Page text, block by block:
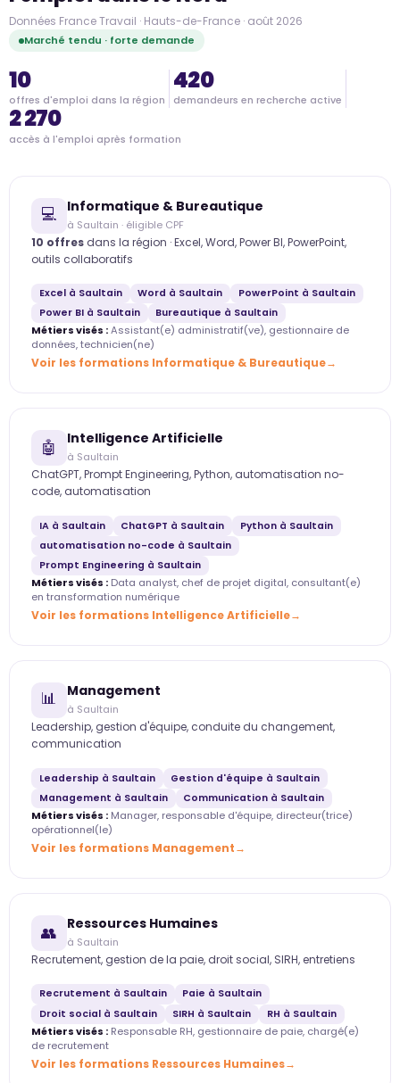
Données France Travail · Hauts-de-France · août 2026
Marché tendu · forte demande
10
offres d'emploi dans la région
420
demandeurs en recherche active
2 270
accès à l'emploi après formation
💻 Informatique & Bureautique
à Saultain · éligible CPF
10 offres dans la région · Excel, Word, Power BI, PowerPoint,
outils collaboratifs
Excel à Saultain Word à Saultain
PowerPoint à Saultain
Power BI à Saultain
Bureautique à Saultain
Métiers visés :Assistant(e) administratif(ve), gestionnaire de
données, technicien(ne)
Voir les formations Informatique & Bureautique
🤖 Intelligence Artificielle
à Saultain
ChatGPT, Prompt Engineering, Python, automatisation no-
code, automatisation
IA à Saultain ChatGPT à Saultain
Python à Saultain
automatisation no-code à Saultain
Prompt Engineering à Saultain
Métiers visés : Data analyst, chef de projet digital, consultant(e)
en transformation numérique
Voir les formations Intelligence Artificielle
📊 Management
à Saultain
Leadership, gestion d'équipe, conduite du changement,
communication
Leadership à Saultain
Gestion d'équipe à Saultain
Management à Saultain
Communication à Saultain
Métiers visés : Manager, responsable d'équipe, directeur(trice)
opérationnel(le)
Voir les formations Management
👥 Ressources Humaines
à Saultain
Recrutement, gestion de la paie, droit social, SIRH, entretiens
Recrutement à Saultain
Paie à Saultain
Droit social à Saultain
SIRH à Saultain RH à Saultain
Métiers visés : Responsable RH, gestionnaire de paie, chargé(e)
de recrutement
Voir les formations Ressources Humaines